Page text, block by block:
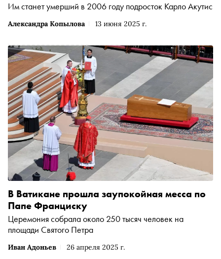
Александра Копылова 13 июня 2025 г.
Им станет умерший в 2006 году подросток Карло Акутис
Иван Адоньев 26 апреля 2025 г.
В Ватикане прошла заупокойная месса по
Папе Франциску
Церемония собрала около 250 тысяч человек на
площади Святого Петра